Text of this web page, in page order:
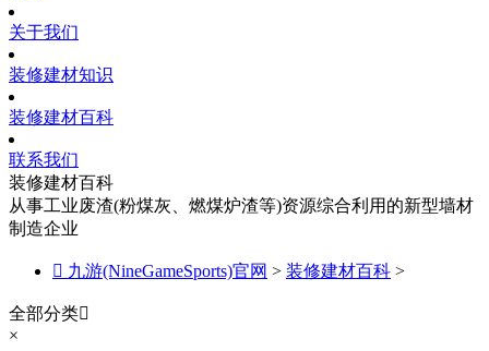
关于我们
装修建材知识
装修建材百科
联系我们
装修建材百科
从事工业废渣(粉煤灰、燃煤炉渣等)资源综合利用的新型墙材
制造企业
 九游(NineGameSports)官网 > 装修建材百科 >
全部分类
×